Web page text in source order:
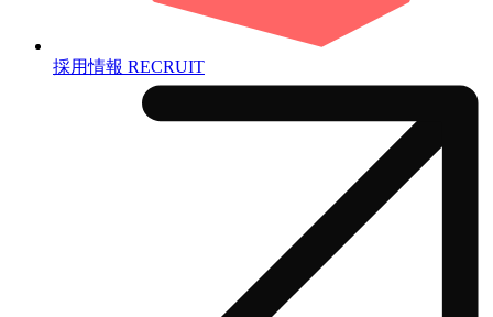
採用情報 RECRUIT